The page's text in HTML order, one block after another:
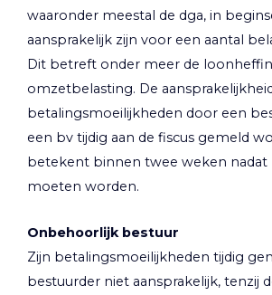
waaronder meestal de dga, in
aansprakelijk zijn voor een aantal
Dit betreft onder meer de
omzetbelasting. De
betalingsmoeilijkheden door een
een bv tijdig aan de fiscus gemeld
betekent binnen twee weken nadat
moeten worden.
Onbehoorlijk bestuur
Zijn betalingsmoeilijkheden tijdig
bestuurder niet aansprakelijk, tenzij